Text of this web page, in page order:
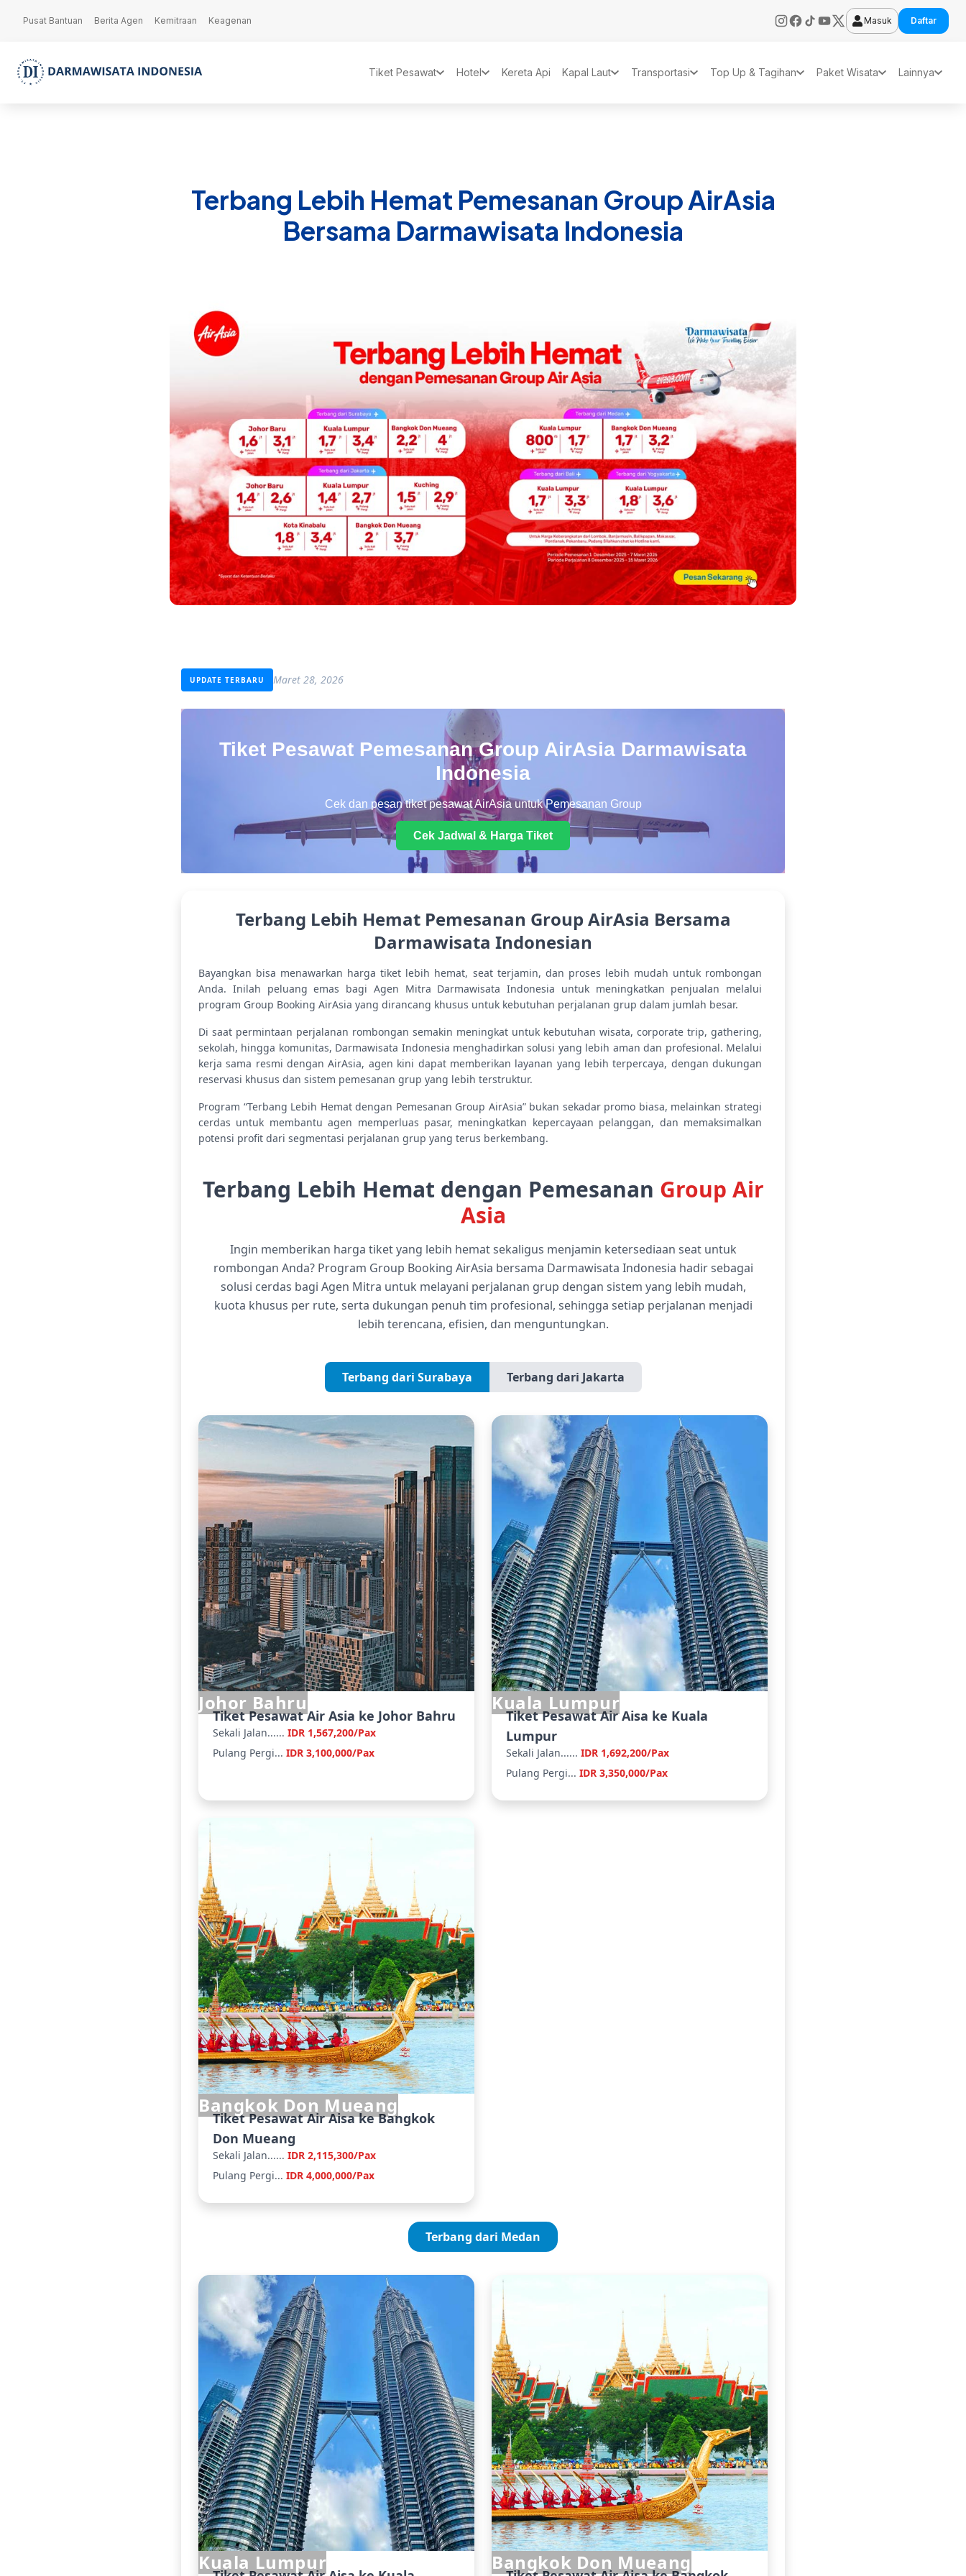
Pusat Bantuan Berita Agen Kemitraan Keagenan Masuk Daftar
Tiket Pesawat Hotel Kereta Api Kapal Laut Transportasi Top Up & Tagihan Paket Wisata Lainnya
Terbang Lebih Hemat Pemesanan Group AirAsia
Bersama Darmawisata Indonesia
UPDATE TERBARU Maret 28, 2026
Tiket Pesawat Pemesanan Group AirAsia Darmawisata
Indonesia
Cek dan pesan tiket pesawat AirAsia untuk Pemesanan Group
Cek Jadwal & Harga Tiket
Terbang Lebih Hemat Pemesanan Group AirAsia Bersama
Darmawisata Indonesian
Bayangkan bisa menawarkan harga tiket lebih hemat, seat terjamin, dan proses lebih mudah untuk rombongan
Anda. Inilah peluang emas bagi Agen Mitra Darmawisata Indonesia untuk meningkatkan penjualan melalui
program Group Booking AirAsia yang dirancang khusus untuk kebutuhan perjalanan grup dalam jumlah besar.
Di saat permintaan perjalanan rombongan semakin meningkat untuk kebutuhan wisata, corporate trip, gathering,
sekolah, hingga komunitas, Darmawisata Indonesia menghadirkan solusi yang lebih aman dan profesional. Melalui
kerja sama resmi dengan AirAsia, agen kini dapat memberikan layanan yang lebih terpercaya, dengan dukungan
reservasi khusus dan sistem pemesanan grup yang lebih terstruktur.
Program “Terbang Lebih Hemat dengan Pemesanan Group AirAsia” bukan sekadar promo biasa, melainkan strategi
cerdas untuk membantu agen memperluas pasar, meningkatkan kepercayaan pelanggan, dan memaksimalkan
potensi profit dari segmentasi perjalanan grup yang terus berkembang.
Terbang Lebih Hemat dengan Pemesanan Group Air
Asia
Ingin memberikan harga tiket yang lebih hemat sekaligus menjamin ketersediaan seat untuk
rombongan Anda? Program Group Booking AirAsia bersama Darmawisata Indonesia hadir sebagai
solusi cerdas bagi Agen Mitra untuk melayani perjalanan grup dengan sistem yang lebih mudah,
kuota khusus per rute, serta dukungan penuh tim profesional, sehingga setiap perjalanan menjadi
lebih terencana, efisien, dan menguntungkan.
Terbang dari Surabaya Terbang dari Jakarta
Johor Bahru
Tiket Pesawat Air Asia ke Johor Bahru
Sekali Jalan...... IDR 1,567,200/Pax
Pulang Pergi... IDR 3,100,000/Pax
Kuala Lumpur
Tiket Pesawat Air Aisa ke Kuala
Lumpur
Sekali Jalan...... IDR 1,692,200/Pax
Pulang Pergi... IDR 3,350,000/Pax
Bangkok Don Mueang
Tiket Pesawat Air Aisa ke Bangkok
Don Mueang
Sekali Jalan...... IDR 2,115,300/Pax
Pulang Pergi... IDR 4,000,000/Pax
Terbang dari Medan
Kuala Lumpur Bangkok Don Mueang